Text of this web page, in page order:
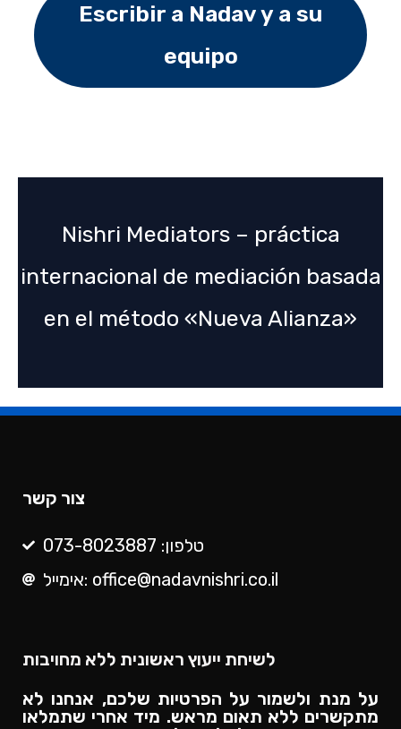
Escribir a Nadav y a su
equipo
Nishri Mediators – práctica
internacional de mediación basada
en el método «Nueva Alianza»
צור קשר
טלפון: 073-8023887
אימייל: office@nadavnishri.co.il
לשיחת ייעוץ ראשונית ללא מחויבות
על מנת ולשמור על הפרטיות שלכם, אנחנו לא
מתקשרים ללא תאום מראש. מיד אחרי שתמלאו